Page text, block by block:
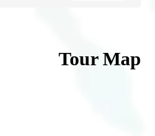
Tour Map